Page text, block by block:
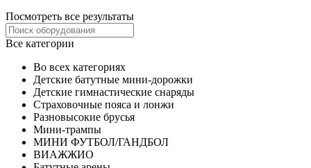
Посмотреть все результаты
Все категории
Во всех категориях
Детские батутные мини-дорожки
Детские гимнастические снаряды
Страховочные пояса и лонжи
Разновысокие брусья
Мини-трампы
МИНИ ФУТБОЛ/ГАНДБОЛ
ВИАЖЖИО